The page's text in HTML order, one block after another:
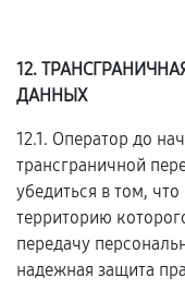
12.
ДАННЫХ
12.1. Оператор до
трансграничной
убедиться в том,
территорию
передачу
надежная защита